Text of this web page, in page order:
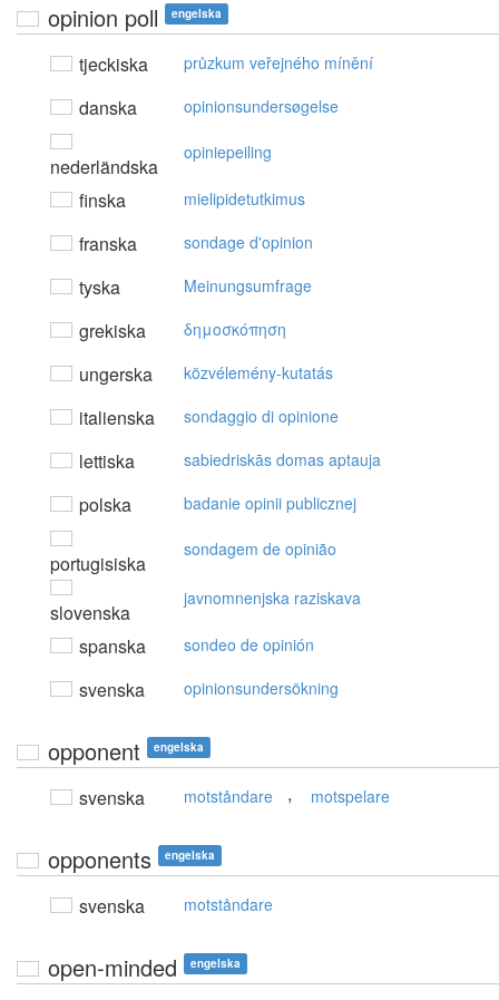
opinion poll engelska
tjeckiska průzkum veřejného mínění
danska opinionsundersøgelse
nederländska
opiniepeiling
finska mielipidetutkimus
franska sondage d'opinion
tyska Meinungsumfrage
grekiska δημoσκόπηση
ungerska közvélemény-kutatás
italienska sondaggio di opinione
lettiska sabiedriskās domas aptauja
polska badanie opinii publicznej
portugisiska
sondagem de opinião
slovenska
javnomnenjska raziskava
spanska sondeo de opinión
svenska opinionsundersökning
opponent engelska
svenska motståndare , motspelare
opponents engelska
svenska motståndare
open-minded engelska